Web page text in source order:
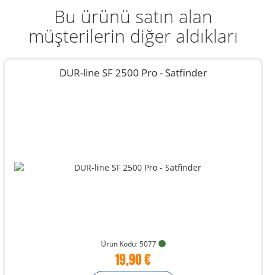
Bu ürünü satın alan
müşterilerin diğer aldıkları
DUR-line SF 2500 Pro - Satfinder
Ürün Kodu: 5077
19,90 €